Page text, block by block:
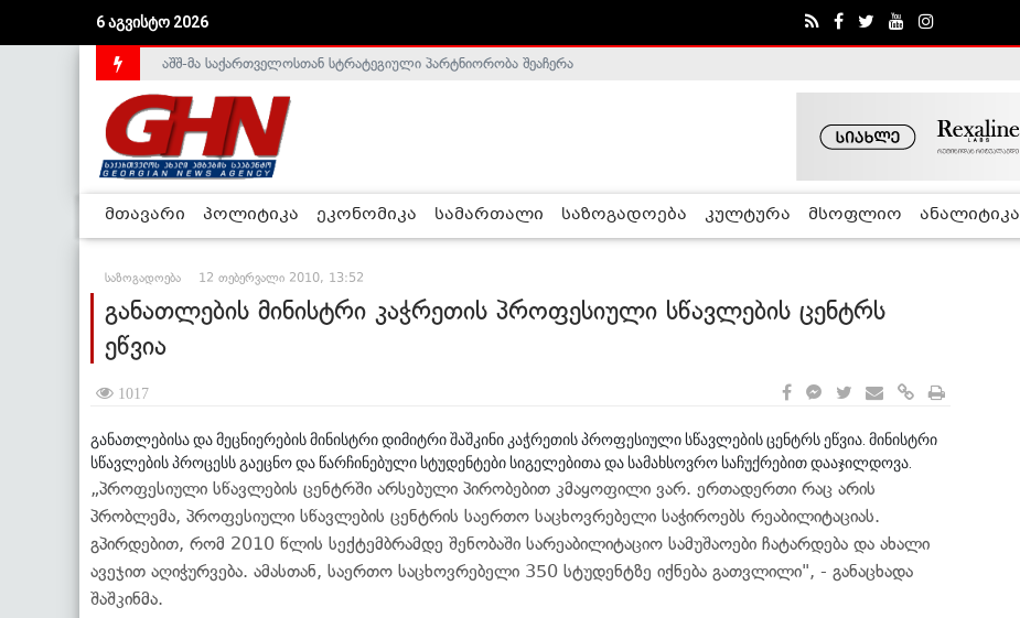
6 აგვისტო 2026
საქართველოს დე-ფაქტო მთავრობა არალეგიტიმურია - ჰელსინკის კომისია
აშშ-მა საქართველოსთან სტრატეგიული პარტნიორობა შეაჩერა
მთავარი პოლიტიკა ეკონომიკა სამართალი საზოგადოება კულტურა მსოფლიო ანალიტიკა
საზოგადოება 12 თებერვალი 2010, 13:52
განათლების მინისტრი კაჭრეთის პროფესიული სწავლების ცენტრს
ეწვია
1017
განათლებისა და მეცნიერების მინისტრი დიმიტრი შაშკინი კაჭრეთის პროფესიული სწავლების ცენტრს ეწვია. მინისტრი
სწავლების პროცესს გაეცნო და წარჩინებული სტუდენტები სიგელებითა და სამახსოვრო საჩუქრებით დააჯილდოვა.
„პროფესიული სწავლების ცენტრში არსებული პირობებით კმაყოფილი ვარ. ერთადერთი რაც არის
პრობლემა, პროფესიული სწავლების ცენტრის საერთო საცხოვრებელი საჭიროებს რეაბილიტაციას.
გპირდებით, რომ 2010 წლის სექტემბრამდე შენობაში სარეაბილიტაციო სამუშაოები ჩატარდება და ახალი
ავეჯით აღიჭურვება. ამასთან, საერთო საცხოვრებელი 350 სტუდენტზე იქნება გათვლილი", - განაცხადა
შაშკინმა.